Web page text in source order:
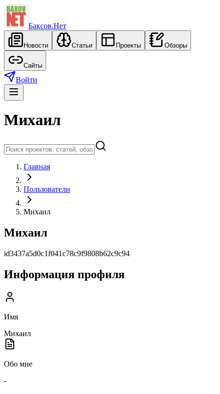
Баксов.Нет
Новости Статьи Проекты Обзоры
Сайты
Войти
Михаил
Главная
Пользователи
Михаил
Михаил
id3437a5d0c1f041c78c9f9808b62c9c94
Информация профиля
Имя
Михаил
Обо мне
-